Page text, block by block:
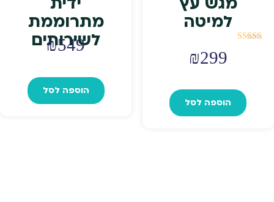
למיטה
₪299
הוספה לסל
מתרוממת
לשירותים
₪549
הוספה לסל